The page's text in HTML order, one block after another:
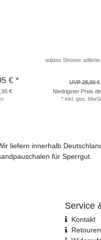
€ *
€
adidas Shower adilette
UVP 28,00 €
Niedrigster Preis
* inkl. ges. MwSt.
liefern innerhalb
für Sperrgut.
Service
Kontakt
Retouren